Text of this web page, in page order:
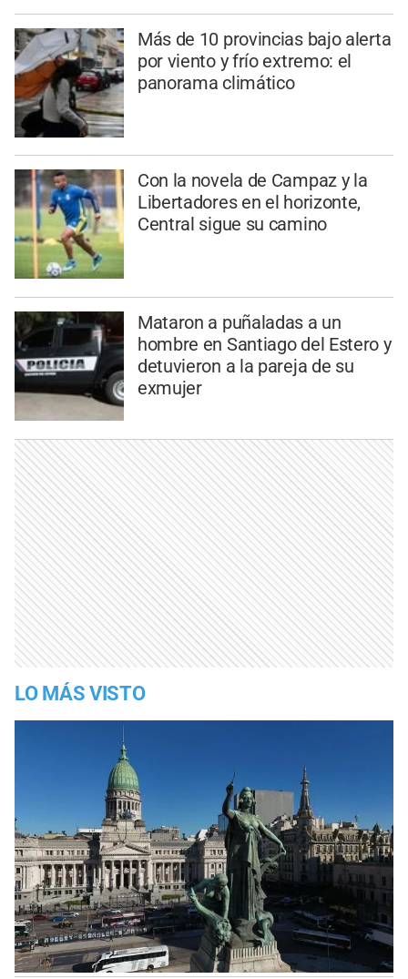
Más de 10 provincias bajo alerta
por viento y frío extremo: el
panorama climático
Con la novela de Campaz y la
Libertadores en el horizonte,
Central sigue su camino
Mataron a puñaladas a un
hombre en Santiago del Estero y
detuvieron a la pareja de su
exmujer
LO MÁS VISTO